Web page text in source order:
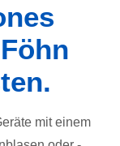
mit einem